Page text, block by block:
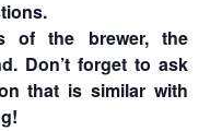
of the brewer, the
Don’t forget to ask
that is similar with